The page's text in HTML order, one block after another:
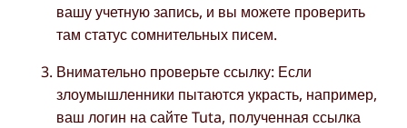
вашу учетную запись, и вы можете проверить
там статус сомнительных писем.
Внимательно проверьте ссылку: Если
злоумышленники пытаются украсть, например,
ваш логин на сайте Tuta, полученная ссылка